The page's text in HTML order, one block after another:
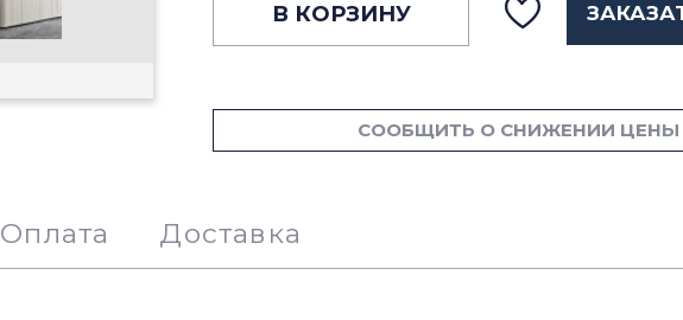
В КОРЗИНУ
СООБЩИТЬ О СНИЖЕНИИ ЦЕНЫ
Оплата Доставка